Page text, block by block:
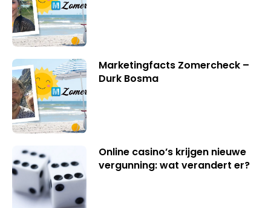
Marketingfacts Zomercheck –
Durk Bosma
Online casino’s krijgen nieuwe
vergunning: wat verandert er?